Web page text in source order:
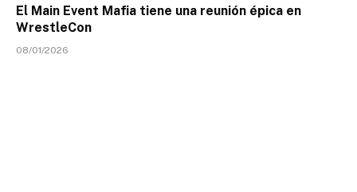
El Main Event Mafia tiene una reunión épica en
WrestleCon
08/01/2026